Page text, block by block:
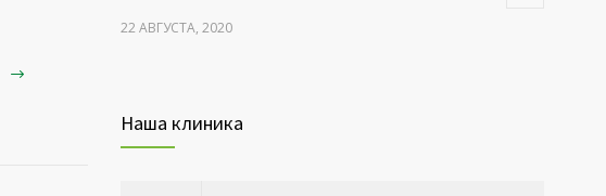
22 АВГУСТА, 2020
22 АВГУСТА, 2020
Наша клиника